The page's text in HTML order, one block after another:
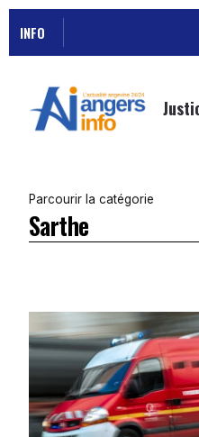
INFO
Parcourir la catégorie
Sarthe